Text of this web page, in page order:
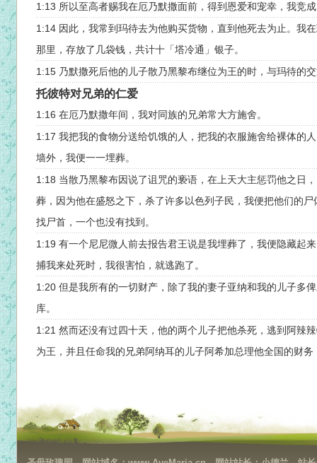
1:13 所以至高者赐我在厄乃默撒面前，得到恩爱和宠幸，我竞
1:14 因此，我常到玛待去为他购买货物，直到他死去为止。我
那里，存放了几袋钱，共计十「塔冷通」银子。
1:15 乃默撒死后他的儿子散乃黑黎布继位为王的时，与玛待的
托彼特对兄弟的仁爱
1:16 在厄乃默撒年间，我对同族的兄弟常大方施舍。
1:17 我把我的食物分送给饥饿的人，把我的衣服施舍给裸体的
墙外，我便一一埋葬。
1:18 当散乃黑黎布因说了诅咒的亵语，在上天大主惩罚他之日
葬，因为他在盛怒之下，杀了许多以色列子民，我便把他们的
找尸首，一个也没有找到。
1:19 有一个尼尼微人前去报告君王说是我埋葬了，我便隐藏起
捕我来处死时，我很害怕，就逃跑了。
1:20 但是我所有的一切财产，除了我的妻子亚纳和我的儿子多
库。
1:21 然而还没有过四十天，他的两个儿子把他杀死，逃到阿辣
为王，并且任命我的兄弟阿纳耳的儿子阿希加总理他全国的财